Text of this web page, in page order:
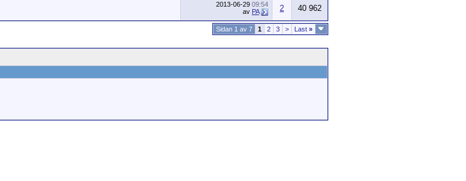
2013-06-29 09:54
av PA 2 40 962
Sidan 1 av 7 1 2 3 > Last »